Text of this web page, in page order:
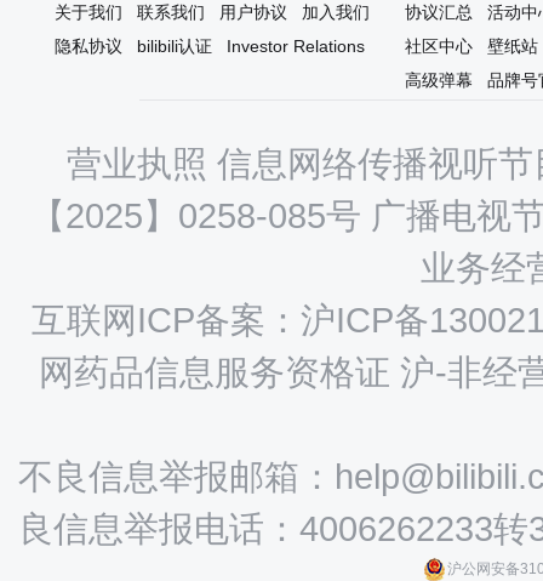
可说。不过这番剧也不看战力，图
一乐就行，看的是美食+福利。所以
烹饪的乐趣啊。中间穿插着一些
宫"元素，作为辅料也别有一番风
味，听原作党说是大小姐的胜利
嘛，看剧情大概也看出来了，对
关于我们 联系我们 用户协议
加入我们
隐私协议
bilibili认证 Investor Relations
协议汇总
活动中
社区中心
壁纸站
高级弹幕
品牌号
营业执照 信息网络传播视听
【2025】0258-085号 广播电视
业务经
互联网ICP备案：沪ICP备
网药品信息服务资格证 沪-非经
不良信息举报邮箱：
良信息举报电话：4006262233转
沪公网安备